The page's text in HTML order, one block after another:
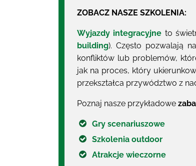
ZOBACZ NASZE SZKOLENIA:
Wyjazdy integracyjne to
building). Często pozwalają
konfliktów lub problemów,
jak na proces, który
przekształca przywództwo z
Poznaj nasze przykładowe
Gry scenariuszowe
Szkolenia outdoor
Atrakcje wieczorne